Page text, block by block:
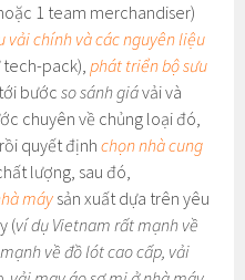
1 team merchandiser)
vải chính và các nguyên liệu
tech-pack),phát triển bộ sưu
tới bướcso sánh giávải và
chuyên về chủng loại đó,
rồi quyết địnhchọn nhà cung
lượng, sau đó,
máy sản xuất dựa trên yêu
(ví dụ Vietnam rất mạnh về
về đồ lót cao cấp, vải